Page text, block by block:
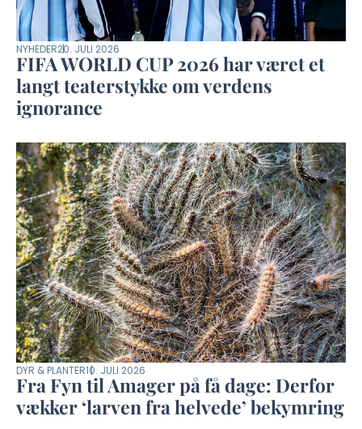
NYHEDER20. JULI 2026
FIFA WORLD CUP 2026 har været et
langt teaterstykke om verdens
ignorance
DYR & PLANTER10. JULI 2026
Fra Fyn til Amager på få dage: Derfor
vækker ‘larven fra helvede’ bekymring